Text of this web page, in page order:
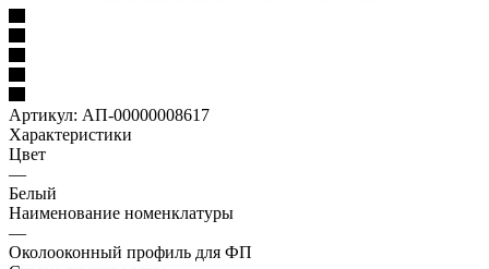
Артикул: АП-00000008617
Характеристики
Цвет
—
Белый
Наименование номенклатуры
—
Околооконный профиль для ФП